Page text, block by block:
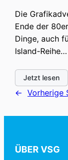
Die
Ende der
Dinge, auch
Island-Reihe…
Jetzt lesen
← Vorherige
ÜBER VSG